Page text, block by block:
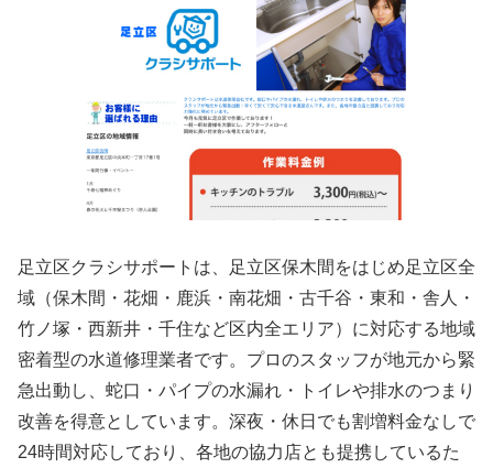
足立区クラシサポートは、足立区保木間をはじめ足立区全
域（保木間・花畑・鹿浜・南花畑・古千谷・東和・舎人・
竹ノ塚・西新井・千住など区内全エリア）に対応する地域
密着型の水道修理業者です。プロのスタッフが地元から緊
急出動し、蛇口・パイプの水漏れ・トイレや排水のつまり
改善を得意としています。深夜・休日でも割増料金なしで
24時間対応しており、各地の協力店とも提携しているた